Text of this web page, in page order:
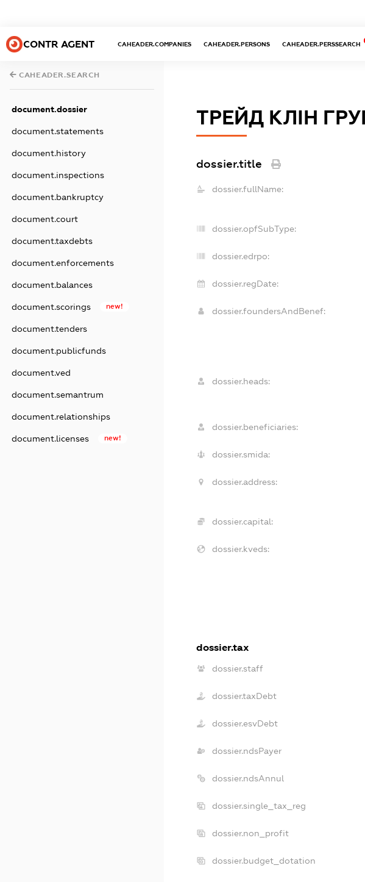
CONTR AGENT CAHEADER.COMPANIES CAHEADER.PERSONS CAHEADER.PERSSEARCH
CAHEADER.SEARCH
document.dossier
document.statements
document.history
document.inspections
document.bankruptcy
document.court
document.taxdebts
document.enforcements
document.balances
document.scorings new!
document.tenders
document.publicfunds
document.ved
document.semantrum
document.relationships
document.licenses new!
ТРЕЙД КЛІН
dossier.title
dossier.fullName:
dossier.opfSubType:
dossier.edrpo:
dossier.regDate:
dossier.foundersAndBenef:
dossier.heads:
dossier.beneficiaries:
dossier.smida:
dossier.address:
dossier.capital:
dossier.kveds:
dossier.tax
dossier.staff
dossier.taxDebt
dossier.esvDebt
dossier.ndsPayer
dossier.ndsAnnul
dossier.single_tax_reg
dossier.non_profit
dossier.budget_dotation